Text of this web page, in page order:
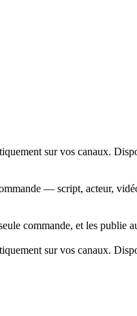
sur vos canaux.
— script, acteur,
commande, et les publie
sur vos canaux.